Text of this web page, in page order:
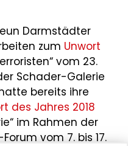
Darmstädter
zum Unwort
vom 23.
Schader-Galerie
bereits ihre
des Jahres 2018
im Rahmen der
vom 7. bis 17.